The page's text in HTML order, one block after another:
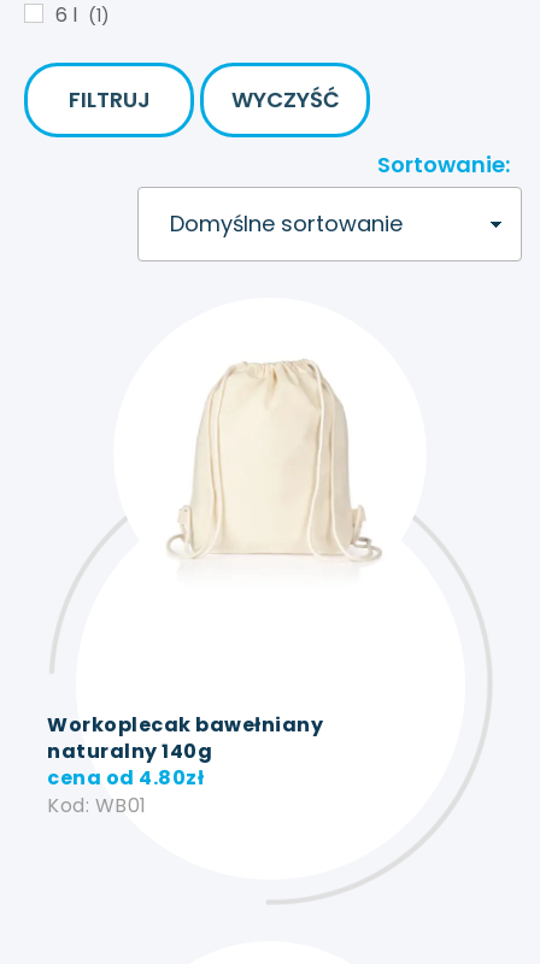
6 l (1)
FILTRUJ WYCZYŚĆ
Sortowanie:
Workoplecak bawełniany
naturalny 140g
cena od 4.80zł
Kod: WB01